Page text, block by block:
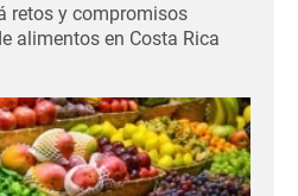
retos y compromisos
alimentos en Costa Rica